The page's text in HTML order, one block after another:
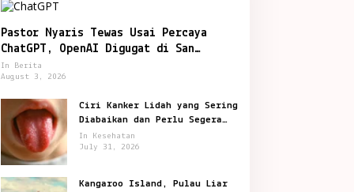
Pastor Nyaris Tewas Usai Percaya
ChatGPT, OpenAI Digugat di San
Francisco
In Berita
August 3, 2026
Ciri Kanker Lidah yang Sering
Diabaikan dan Perlu Segera
Diperiksa
In Kesehatan
July 31, 2026
Kangaroo Island, Pulau Liar